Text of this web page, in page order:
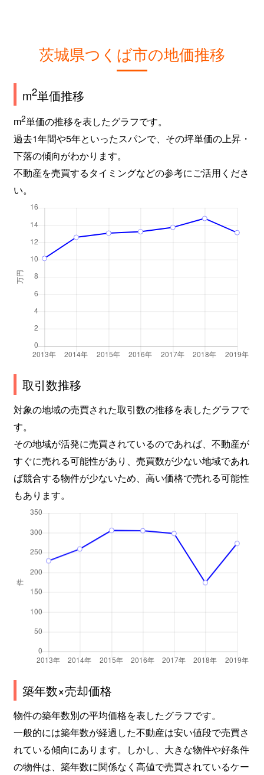
茨城県つくば市の地価推移
m2単価推移
m2単価の推移を表したグラフです。
過去1年間や5年といったスパンで、その坪単価の上昇・
下落の傾向がわかります。
不動産を売買するタイミングなどの参考にご活用くださ
い。
取引数推移
対象の地域の売買された取引数の推移を表したグラフで
す。
その地域が活発に売買されているのであれば、不動産が
すぐに売れる可能性があり、売買数が少ない地域であれ
ば競合する物件が少ないため、高い価格で売れる可能性
もあります。
築年数×売却価格
物件の築年数別の平均価格を表したグラフです。
一般的には築年数が経過した不動産は安い値段で売買さ
れている傾向にあります。しかし、大きな物件や好条件
の物件は、築年数に関係なく高値で売買されているケー